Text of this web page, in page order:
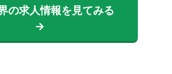
の求人情報を見てみる
→